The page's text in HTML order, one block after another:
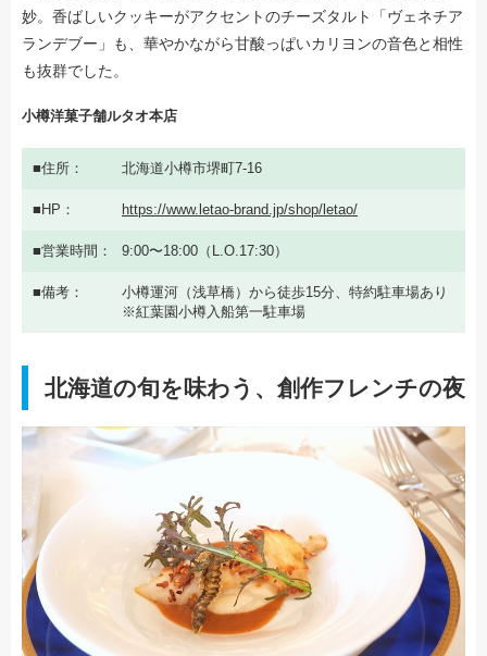
妙。香ばしいクッキーがアクセントのチーズタルト「ヴェネチア
ランデブー」も、華やかながら甘酸っぱいカリヨンの音色と相性
も抜群でした。
小樽洋菓子舗ルタオ本店
住所 北海道小樽市堺町7-16
HP https://www.letao-brand.jp/shop/letao/
営業時間 9:00〜18:00（L.O.17:30）
備考
小樽運河（浅草橋）から徒歩15分、特約駐車場あり
※紅葉園小樽入船第一駐車場
北海道の旬を味わう、創作フレンチの夜